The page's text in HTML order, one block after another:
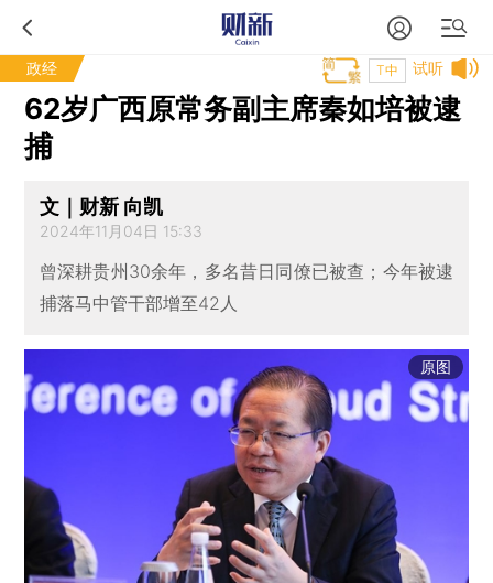
政经 试听
T中
62岁广西原常务副主席秦如培被逮
捕
文｜财新 向凯
2024年11月04日 15:33
曾深耕贵州30余年，多名昔日同僚已被查；今年被逮
捕落马中管干部增至42人
原图